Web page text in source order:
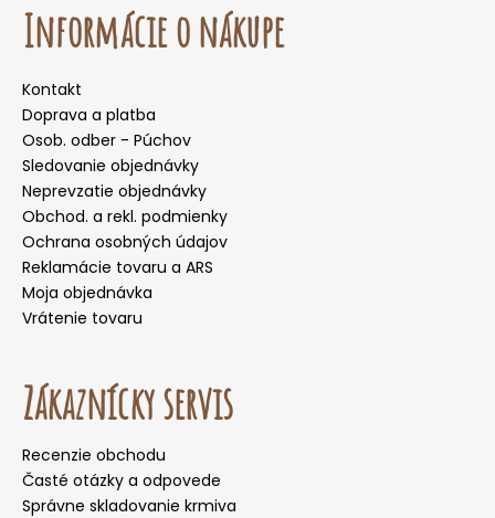
Informácie o nákupe
Kontakt
Doprava a platba
Osob. odber - Púchov
Sledovanie objednávky
Neprevzatie objednávky
Obchod. a rekl. podmienky
Ochrana osobných údajov
Reklamácie tovaru a ARS
Moja objednávka
Vrátenie tovaru
Zákaznícky servis
Recenzie obchodu
Časté otázky a odpovede
Správne skladovanie krmiva